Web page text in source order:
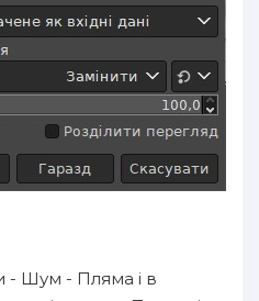
- Шум - Пляма і в